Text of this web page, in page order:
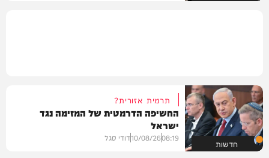
חדשות
תרמית אזורית?
החשיפה הדרמטית של המזימה נגד
ישראל
08:19
10/08/26דודי סגל